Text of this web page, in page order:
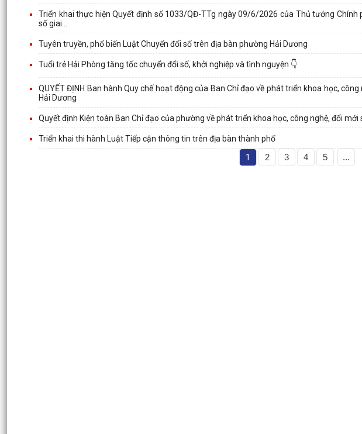
Triển khai thực hiện Quyết định số 1033/QĐ-TTg ngày 09/6/2026 của Thủ tướng
số giai...
Tuyên truyền, phổ biến Luật Chuyển đổi số trên địa bàn phường Hải Dương
Tuổi trẻ Hải Phòng tăng tốc chuyển đổi số, khởi nghiệp và tình nguyện 👇
QUYẾT ĐỊNH Ban hành Quy chế hoạt động của Ban Chỉ đạo về phát triển khoa học,
Hải Dương
Quyết định Kiện toàn Ban Chỉ đạo của phường về phát triển khoa học, công nghệ, đổi
Triển khai thi hành Luật Tiếp cận thông tin trên địa bàn thành phố
1 2 3 4 5 ...